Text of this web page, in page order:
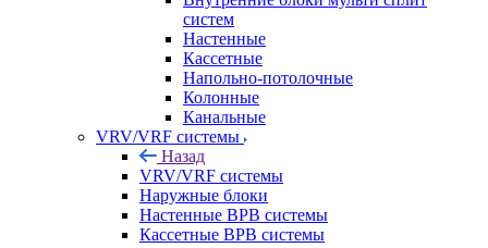
систем
Настенные
Кассетные
Напольно-потолочные
Колонные
Канальные
VRV/VRF системы
Назад
VRV/VRF системы
Наружные блоки
Настенные ВРВ системы
Кассетные ВРВ системы